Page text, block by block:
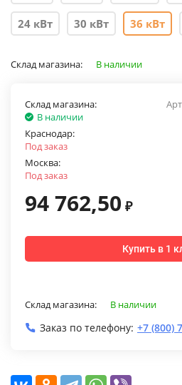
24 кВт 30 кВт 36 кВт
Склад магазина: В наличии
Склад магазина:
В наличии
Краснодар:
Под заказ
Москва:
Под заказ
94 762,50 ₽
Купить в 1
Склад магазина: В наличии
Заказ по телефону: +7 (800)